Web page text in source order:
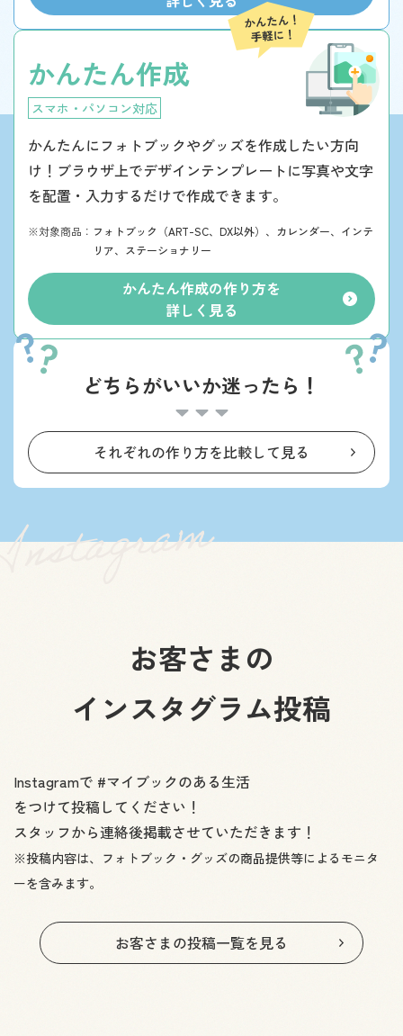
かんたん作成
スマホ・パソコン対応
かんたんにフォトブックやグッズを作成したい方向
け！ブラウザ上でデザインテンプレートに写真や文字
を配置・入力するだけで作成できます。
※対象商品： フォトブック（ART-SC、DX以外）、カレンダー、インテ
リア、ステーショナリー
かんたん作成の作り方を
詳しく見る
どちらがいいか迷ったら！
それぞれの作り方を比較して見る
お客さまの
インスタグラム投稿
Instagramで #マイブックのある生活
をつけて投稿してください！
スタッフから連絡後掲載させていただきます！
※投稿内容は、フォトブック・グッズの商品提供等によるモニタ
ーを含みます。
お客さまの投稿一覧を見る